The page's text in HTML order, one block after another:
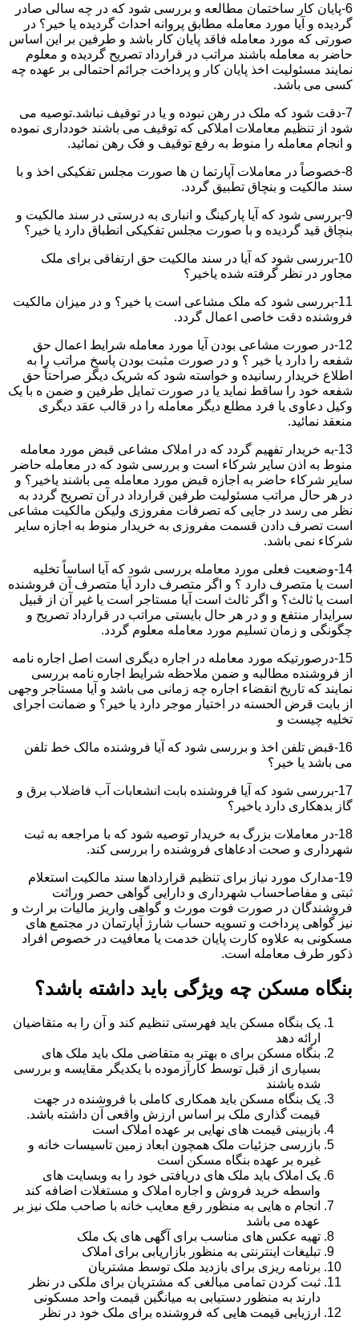
6-پایان کار ساختمان مطالعه و بررسی شود که در چه سالی صادر
گردیده و آیا مورد معامله مطابق پروانه احداث گردیده یا خیر؟ در
صورتی که مورد معامله فاقد پایان کار باشد و طرفین بر این اساس
حاضر به معامله باشند مراتب در قرارداد تصریح گردیده و معلوم
نمایند مسئولیت اخذ پایان کار و پرداخت جرائم احتمالی بر عهده چه
کسی می باشد.
7-دقت شود که ملک در رهن نبوده و یا در توقیف نباشد.توصیه می
شود از تنظیم معاملات املاکی که توقیف می باشند خودداری نموده
و انجام معامله را منوط به رفع توقیف و فک رهن نمائید.
8-خصوصاً در معاملات آپارتما ن ها صورت مجلس تفکیکی اخذ و با
سند مالکیت و بنچاق تطبیق گردد.
9-بررسی شود که آیا پارکینگ و انباری به درستی در سند مالکیت و
بنچاق قید گردیده و با صورت مجلس تفکیکی انطباق دارد یا خیر؟
10-بررسی شود که آیا در سند مالکیت حق ارتفاقی برای ملک
مجاور در نظر گرفته شده یاخیر؟
11-بررسی شود که ملک مشاعی است یا خیر؟ و در میزان مالکیت
فروشنده دقت خاصی اعمال گردد.
12-در صورت مشاعی بودن آیا مورد معامله شرایط اعمال حق
شفعه را دارد یا خیر ؟ و در صورت مثبت بودن پاسخ مراتب را به
اطلاع خریدار رسانیده و خواسته شود که شریک دیگر صراحتاً حق
شفعه خود را ساقط نماید یا در صورت تمایل طرفین و ضمن ه با یک
وکیل دعاوی یا فرد مطلع دیگر معامله را در قالب عقد دیگری
منعقد نمائید.
13-به خریدار تفهیم گردد که در املاک مشاعی قبض مورد معامله
منوط به اذن سایر شرکاء است و بررسی شود که در معامله حاضر
سایر شرکاء حاضر به اجازه قبض مورد معامله می باشند یاخیر؟ و
در هر حال مراتب مسئولیت طرفین قرارداد در آن تصریح گردد به
نظر می رسد در جایی که تصرفات مفروزی ولیکن مالکیت مشاعی
است تصرف دادن قسمت مفروزی به خریدار منوط به اجازه سایر
شرکاء نمی باشد.
14-وضعیت فعلی مورد معامله بررسی شود که آیا اساساً تخلیه
است یا متصرف دارد ؟ و اگر متصرف دارد آیا متصرف آن فروشنده
است یا ثالث؟ و اگر ثالث است آیا مستاجر است یا غیر آن از قبیل
سرایدار منتفع و و در هر حال بایستی مراتب در قرارداد تصریح و
چگونگی و زمان تسلیم مورد معامله معلوم گردد.
15-درصورتیکه مورد معامله در اجاره دیگری است اصل اجاره نامه
از فروشنده مطالبه و ضمن ملاحظه شرایط اجاره نامه بررسی
نمایند که تاریخ انقضاء اجاره چه زمانی می باشد و آیا مستاجر وجهی
از بابت قرض الحسنه در اختیار موجر دارد یا خیر؟ و ضمانت اجرای
تخلیه چیست و
16-قبض تلفن اخذ و بررسی شود که آیا فروشنده مالک خط تلفن
می باشد یا خیر؟
17-بررسی شود که آیا فروشنده بابت انشعابات آب فاضلاب برق و
گاز بدهکاری دارد یاخیر؟
18-در معاملات بزرگ به خریدار توصیه شود که با مراجعه به ثبت
شهرداری و صحت ادعاهای فروشنده را بررسی کند.
19-مدارک مورد نیاز برای تنظیم قراردادها سند مالکیت استعلام
ثبتی و مفاصاحساب شهرداری و دارایی گواهی حصر وراثت
فروشندگان در صورت فوت مورث و گواهی واریز مالیات بر ارث و
نیز گواهی پرداخت و تسویه حساب شارژ آپارتمان در مجتمع های
مسکونی به علاوه کارت پایان خدمت یا معافیت در خصوص افراد
ذکور طرف معامله است.
بنگاه مسکن چه ویژگی باید داشته باشد؟
یک بنگاه مسکن باید فهرستی تنظیم کند و آن را به متقاضیان
ارائه دهد
بنگاه مسکن برای ه بهتر به متقاضی ملک باید ملک های
بسیاری از قبل توسط کارآزموده با یکدیگر مقایسه و بررسی
شده باشند
یک بنگاه مسکن باید همکاری کاملی با فروشنده در جهت
قیمت گذاری ملک بر اساس ارزش واقعی آن داشته باشد.
بازبینی قیمت های نهایی بر عهده املاک است
بازرسی جزئیات ملک همچون ابعاد زمین تاسیسات خانه و
غیره بر عهده بنگاه مسکن است
یک املاک باید ملک های دریافتی خود را به وبسایت های
واسطه خرید فروش و اجاره املاک و مستغلات اضافه کند
انجام ه هایی به منظور رفع معایب خانه با صاحب ملک نیز بر
عهده می باشد
تهیه عکس های مناسب برای آگهی های یک ملک
تبلیغات اینترنتی به منظور بازاریابی برای املاک
برنامه ریزی برای بازدید ملک توسط مشتریان
ثبت کردن تمامی مبالغی که مشتریان برای ملکی در نظر
دارند به منظور دستیابی به میانگین قیمت واحد مسکونی
ارزیابی قیمت هایی که فروشنده برای ملک خود در نظر